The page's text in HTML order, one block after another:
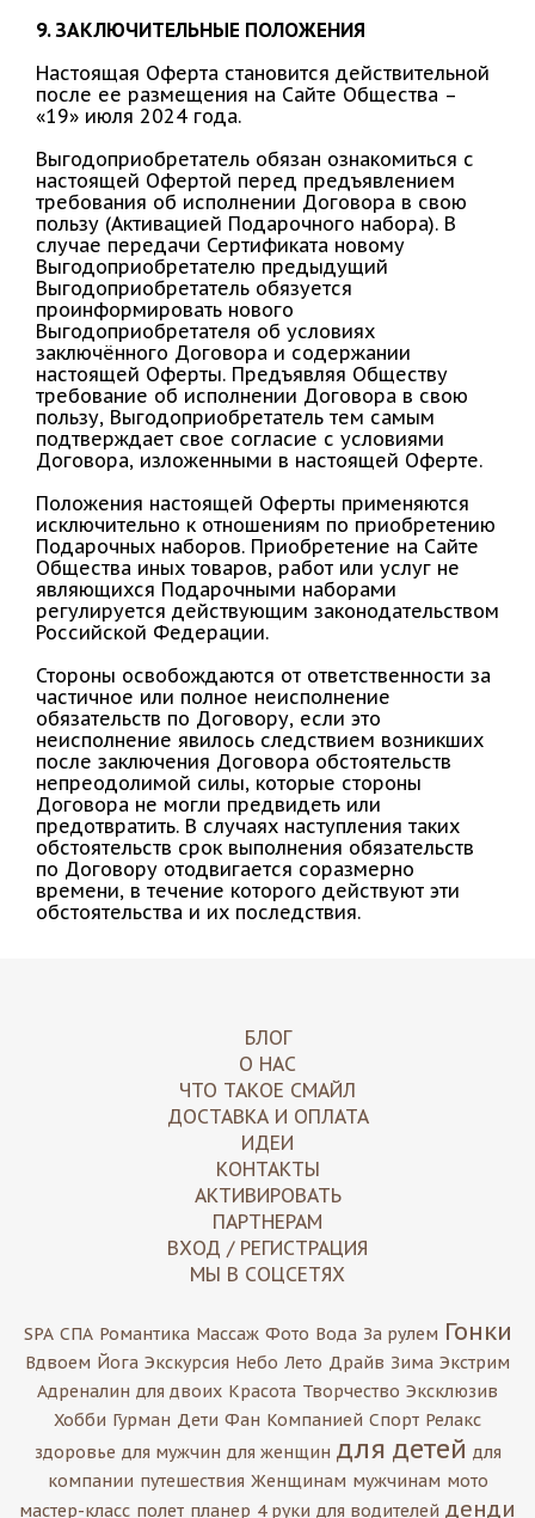
9. ЗАКЛЮЧИТЕЛЬНЫЕ ПОЛОЖЕНИЯ
Настоящая Оферта становится действительной
после ее размещения на Сайте Общества –
«19» июля 2024 года.
Выгодоприобретатель обязан ознакомиться с
настоящей Офертой перед предъявлением
требования об исполнении Договора в свою
пользу (Активацией Подарочного набора). В
случае передачи Сертификата новому
Выгодоприобретателю предыдущий
Выгодоприобретатель обязуется
проинформировать нового
Выгодоприобретателя об условиях
заключённого Договора и содержании
настоящей Оферты. Предъявляя Обществу
требование об исполнении Договора в свою
пользу, Выгодоприобретатель тем самым
подтверждает свое согласие с условиями
Договора, изложенными в настоящей Оферте.
Положения настоящей Оферты применяются
исключительно к отношениям по приобретению
Подарочных наборов. Приобретение на Сайте
Общества иных товаров, работ или услуг не
являющихся Подарочными наборами
регулируется действующим законодательством
Российской Федерации.
Стороны освобождаются от ответственности за
частичное или полное неисполнение
обязательств по Договору, если это
неисполнение явилось следствием возникших
после заключения Договора обстоятельств
непреодолимой силы, которые стороны
Договора не могли предвидеть или
предотвратить. В случаях наступления таких
обстоятельств срок выполнения обязательств
по Договору отодвигается соразмерно
времени, в течение которого действуют эти
обстоятельства и их последствия.
БЛОГ
О НАС
ЧТО ТАКОЕ СМАЙЛ
ДОСТАВКА И ОПЛАТА
ИДЕИ
КОНТАКТЫ
АКТИВИРОВАТЬ
ПАРТНЕРАМ
ВХОД / РЕГИСТРАЦИЯ
МЫ В СОЦСЕТЯХ
SPA СПА Романтика Массаж Фото Вода За рулем Гонки
Вдвоем Йога Экскурсия Небо Лето Драйв Зима Экстрим
Адреналин для двоих Красота Творчество Эксклюзив
Хобби Гурман Дети Фан Компанией Спорт Релакс
здоровье для мужчин для женщин для детей для
компании путешествия Женщинам мужчинам мото
мастер-класс полет планер 4 руки для водителей денди